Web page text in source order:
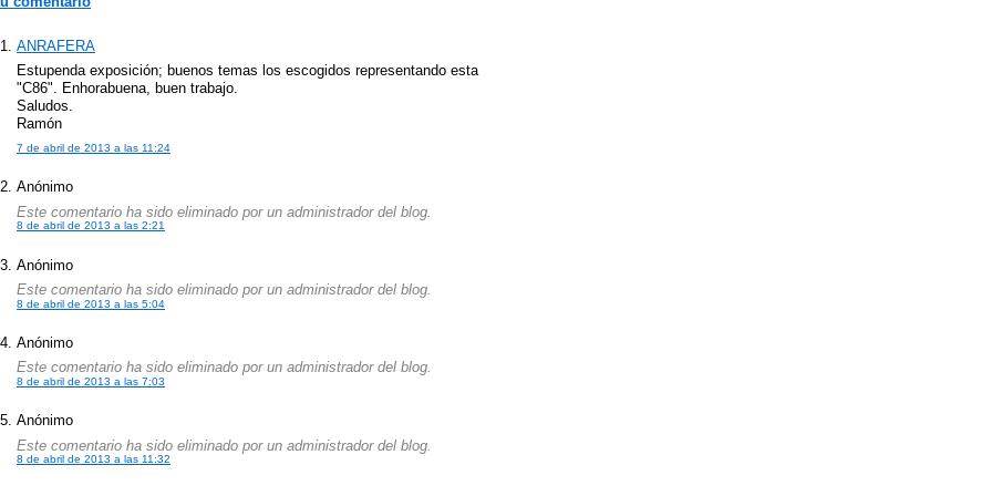
ANRAFERA
Estupenda exposición; buenos temas los escogidos representando esta
"C86". Enhorabuena, buen trabajo.
Saludos.
Ramón
7 de abril de 2013 a las 11:24
Anónimo
Este comentario ha sido eliminado por un administrador del blog.
8 de abril de 2013 a las 2:21
Anónimo
Este comentario ha sido eliminado por un administrador del blog.
8 de abril de 2013 a las 5:04
Anónimo
Este comentario ha sido eliminado por un administrador del blog.
8 de abril de 2013 a las 7:03
Anónimo
Este comentario ha sido eliminado por un administrador del blog.
8 de abril de 2013 a las 11:32